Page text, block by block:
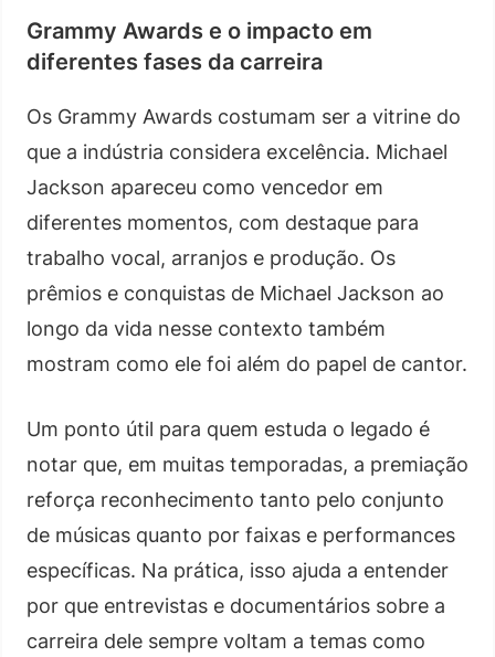
Grammy Awards e o impacto em
diferentes fases da carreira
Os Grammy Awards costumam ser a vitrine do
que a indústria considera excelência. Michael
Jackson apareceu como vencedor em
diferentes momentos, com destaque para
trabalho vocal, arranjos e produção. Os
prêmios e conquistas de Michael Jackson ao
longo da vida nesse contexto também
mostram como ele foi além do papel de cantor.
Um ponto útil para quem estuda o legado é
notar que, em muitas temporadas, a premiação
reforça reconhecimento tanto pelo conjunto
de músicas quanto por faixas e performances
específicas. Na prática, isso ajuda a entender
por que entrevistas e documentários sobre a
carreira dele sempre voltam a temas como